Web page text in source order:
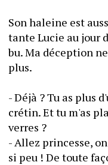
Son haleine est
tante Lucie au jour
bu. Ma déception
- Déjà ? Tu as plus
crétin. Et tu m'as
verres ?
- Allez princesse,
si peu ! De toute